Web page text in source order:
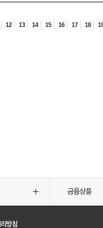
12 13 14 15 16 17 18
금융상품
방침